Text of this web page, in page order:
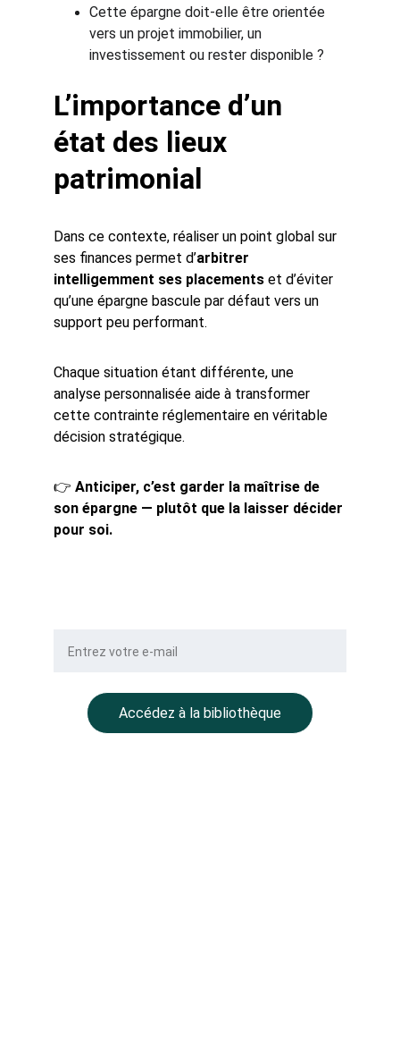
Cette épargne doit-elle être orientée
vers un projet immobilier, un
investissement ou rester disponible ?
L’importance d’un
état des lieux
patrimonial
Dans ce contexte, réaliser un point global sur
ses finances permet d’arbitrer
intelligemment ses placements et d’éviter
qu’une épargne bascule par défaut vers un
support peu performant.
Chaque situation étant différente, une
analyse personnalisée aide à transformer
cette contrainte réglementaire en véritable
décision stratégique.
👉 Anticiper, c’est garder la maîtrise de
son épargne — plutôt que la laisser décider
pour soi.
Accédez à la bibliothèque